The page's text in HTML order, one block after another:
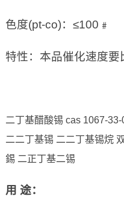
色度(pt-co)：≤100﹟
特性：本品催化速度
二丁基醋酸锡 cas 1067-
二二丁基锡 二二丁基锡烷
錫 二正丁基二锡
用 途：